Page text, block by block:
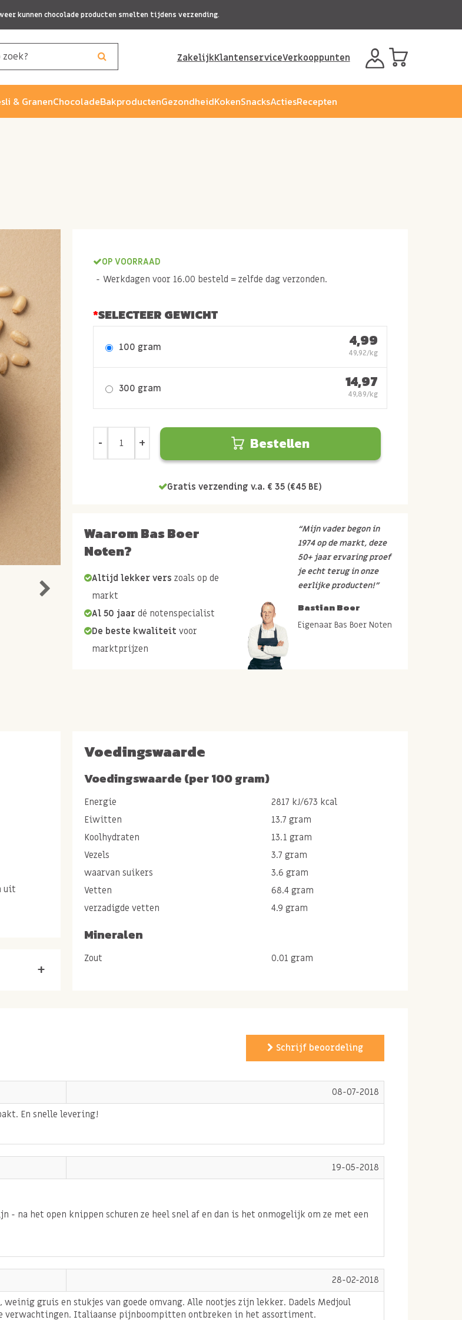
kunnen chocolade producten smelten tijdens verzending.
ZakelijkKlantenserviceVerkooppunten
& GranenChocoladeBakproductenGezondheidKokenSnacksActiesRecepten
OP VOORRAAD
Werkdagen voor 16.00 besteld = zelfde dag verzonden.
SELECTEER GEWICHT
100 gram 4,99
49,92/kg
300 gram 14,97
49,89/kg
Bestellen
Gratis verzending v.a. € 35 (€45 BE)
Waarom Bas Boer
Noten?
Altijd lekker vers zoals op de
markt
Al 50 jaar dé notenspecialist
De beste kwaliteit voor
marktprijzen
“Mijn vader begon in
1974 op de markt, deze
50+ jaar ervaring proef
je echt terug in onze
eerlijke producten!”
Bastian Boer
Eigenaar Bas Boer Noten
uit
vetten
Vitamine
sterk.
ook
zorgen
droog
je
Voedingswaarde
Voedingswaarde (per 100 gram)
Energie
2817 kJ/673 kcal
Eiwitten
13.7 gram
Koolhydraten
13.1 gram
Vezels
3.7 gram
waarvan suikers
3.6 gram
Vetten
68.4 gram
verzadigde vetten
4.9 gram
Mineralen
Zout 0.01 gram
+
Schrijf beoordeling
08-07-2018
En snelle levering!
19-05-2018
na het open knippen schuren ze heel snel af en dan is het onmogelijk om ze met een
28-02-2018
gruis en stukjes van goede omvang. Alle nootjes zijn lekker. Dadels Medjoul
verwachtingen. Italiaanse pijnboompitten ontbreken in het assortiment.